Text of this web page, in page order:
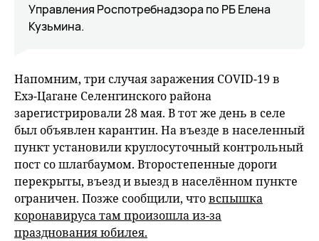
Управления Роспотребнадзора по РБ Елена
Кузьмина.
Напомним, три случая заражения COVID-19 в
Ехэ-Цагане Селенгинского района
зарегистрировали 28 мая. В тот же день в селе
был объявлен карантин. На въезде в населенный
пункт установили круглосуточный контрольный
пост со шлагбаумом. Второстепенные дороги
перекрыты, въезд и выезд в населённом пункте
ограничен. Позже сообщили, чтовспышка
коронавируса там произошла из-за
празднования юбилея.